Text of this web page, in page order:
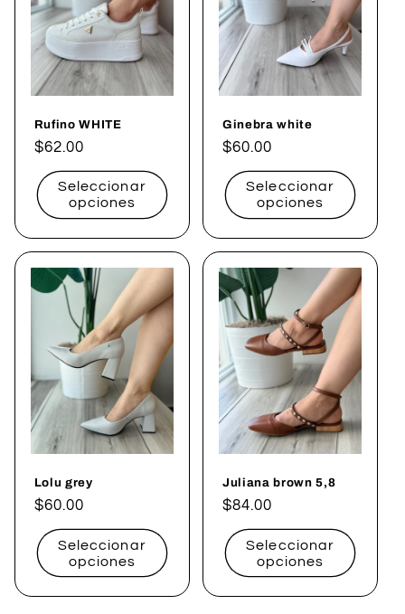
Rufino WHITE
Precio
habitual
$62.00
Seleccionar
opciones
Ginebra white
Precio
habitual
$60.00
Seleccionar
opciones
Lolu grey
Precio
habitual
$60.00
Seleccionar
opciones
Juliana brown 5,8
Precio
habitual
$84.00
Seleccionar
opciones